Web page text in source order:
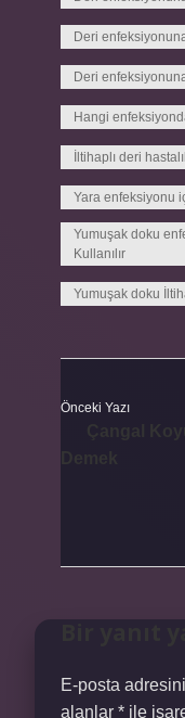
Deri
Deri
Hangi
İltihaplı deri
Yara enfeksiyonu
Yumuşak doku
Kullanılır
Yumuşak doku
Önceki Yazı
E-posta
alanlar * ile